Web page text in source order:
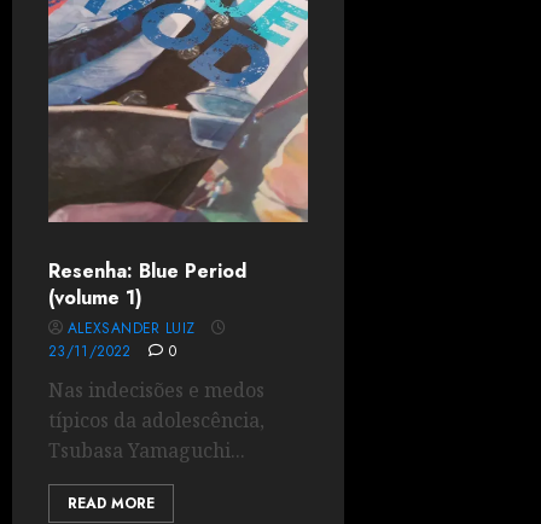
Resenha: Blue Period
(volume 1)
ALEXSANDER LUIZ
23/11/2022
0
Nas indecisões e medos
típicos da adolescência,
Tsubasa Yamaguchi...
READ MORE